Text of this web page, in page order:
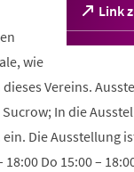
Link
(Öffnet
in
einem
Tab)
wie
Vereins.
In die
Die Ausstellung
Do 15:00 –